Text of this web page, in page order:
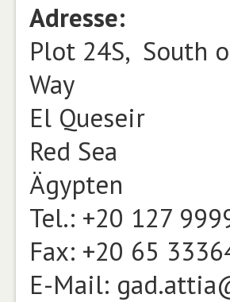
Adresse:
Plot 24S, South
Way
El Queseir
Red Sea
Ägypten
Tel.: +20 127
Fax: +20 65
E-Mail: